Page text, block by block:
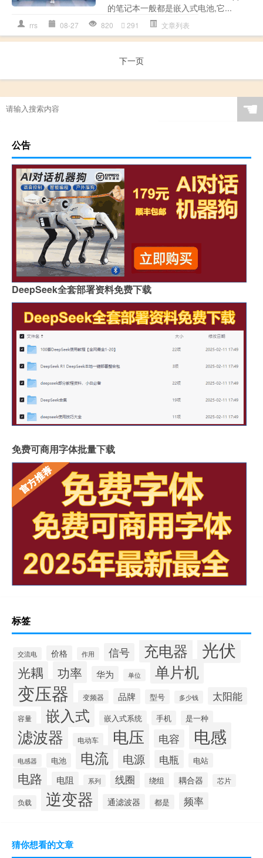
的笔记本一般都是嵌入式电池,它...
rrs 08-27 820 291 文章列表
下一页
☚
公告
DeepSeek全套部署资料免费下载
免费可商用字体批量下载
标签
交流电 价格 作用 信号 充电器 光伏
光耦 功率 华为 单位 单片机
变压器 变频器 品牌 型号 多少钱 太阳能
容量 嵌入式 嵌入式系统 手机 是一种
滤波器 电动车 电压 电容 电感
电感器 电池 电流 电源 电瓶 电站
电路 电阻 系列 线圈 绕组 耦合器 芯片
负载 逆变器 通滤波器 都是 频率
猜你想看的文章